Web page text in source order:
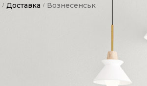
Без фільтра
Смакові (капсула)
/ Доставка / Вознесенськ